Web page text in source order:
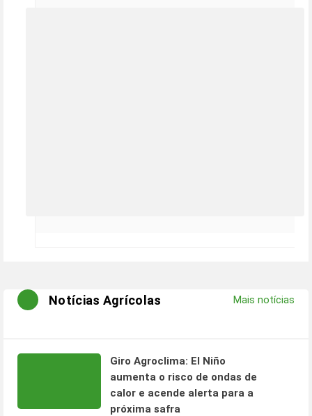
Notícias Agrícolas Mais notícias
Giro Agroclima: El Niño
aumenta o risco de ondas de
calor e acende alerta para a
próxima safra